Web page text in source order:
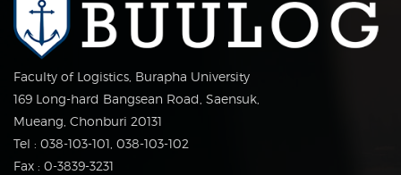
Faculty of Logistics, Burapha University
169 Long-hard Bangsean Road, Saensuk,
Mueang, Chonburi 20131
Tel : 038-103-101, 038-103-102
Fax : 0-3839-3231